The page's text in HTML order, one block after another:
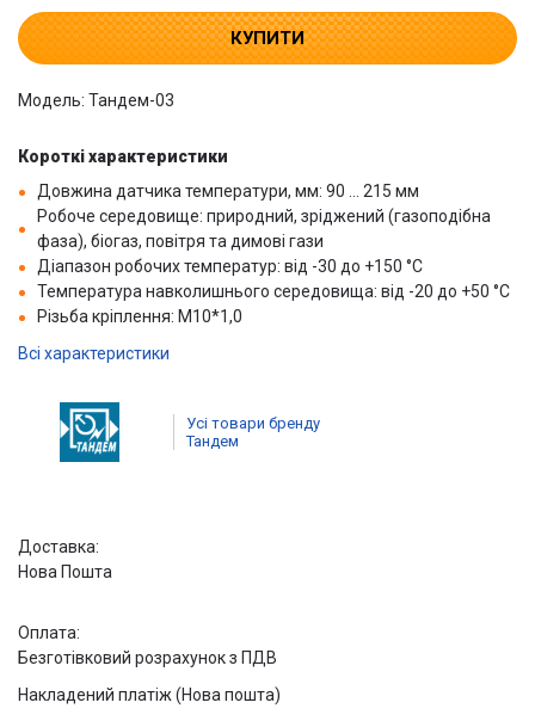
КУПИТИ
Модель: Тандем-03
Короткі характеристики
Довжина датчика температури, мм: 90 ... 215 мм
Робоче середовище: природний, зріджений (газоподібна
фаза), біогаз, повітря та димові гази
Діапазон робочих температур: від -30 до +150 °C
Температура навколишнього середовища: від -20 до +50 °C
Різьба кріплення: М10*1,0
Всі характеристики
Усі товари бренду
Тандем
Доставка:
Нова Пошта
Оплата:
Безготівковий розрахунок з ПДВ
Накладений платіж (Нова пошта)